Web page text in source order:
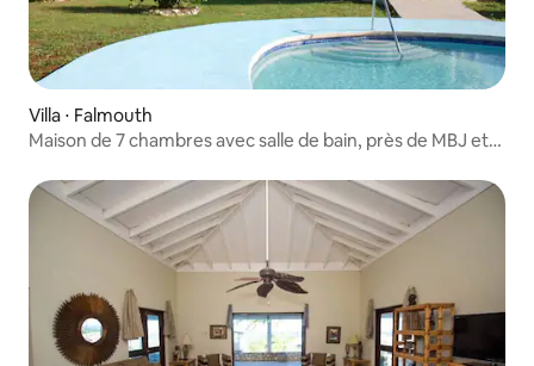
Villa ⋅ Falmouth
Maison de 7 chambres avec salle de bain, près de MBJ et